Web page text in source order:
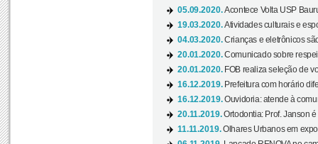
05.09.2020.Acontece Volta USP
19.03.2020.Atividades culturais e
04.03.2020.Crianças e eletrônicos
20.01.2020.Comunicado sobre
20.01.2020. FOB realiza seleção de
16.12.2019. Prefeitura com horário
16.12.2019.Ouvidoria: atende à
20.11.2019.Ortodontia: Prof. Janson
11.11.2019.Olhares Urbanos em